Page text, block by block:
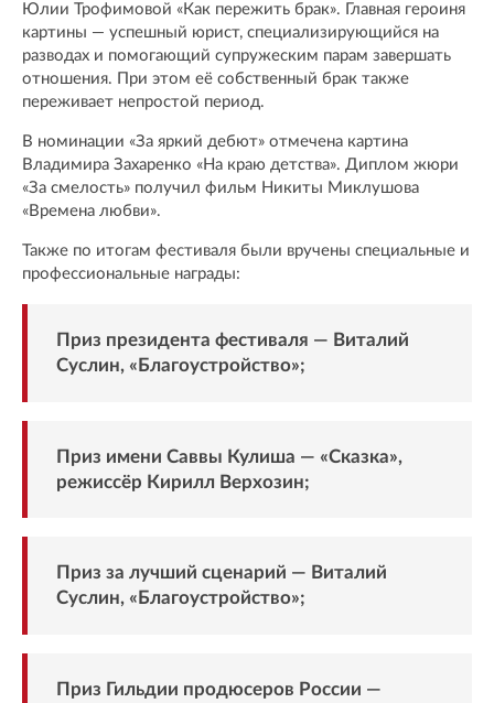
Юлии Трофимовой «Как пережить брак». Главная героиня
картины — успешный юрист, специализирующийся на
разводах и помогающий супружеским парам завершать
отношения. При этом её собственный брак также
переживает непростой период.
В номинации «За яркий дебют» отмечена картина
Владимира Захаренко «На краю детства». Диплом жюри
«За смелость» получил фильм Никиты Миклушова
«Времена любви».
Также по итогам фестиваля были вручены специальные и
профессиональные награды:
Приз президента фестиваля — Виталий
Суслин, «Благоустройство»;
Приз имени Саввы Кулиша — «Сказка»,
режиссёр Кирилл Верхозин;
Приз за лучший сценарий — Виталий
Суслин, «Благоустройство»;
Приз Гильдии продюсеров России —